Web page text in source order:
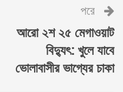
পরে
আরো ২শ ২৫ মেগাওয়াট
বিদ্যুৎ: খুলে যাবে
ভোলাবাসীর ভাগ্যের চাকা